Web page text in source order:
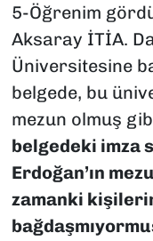
5-Öğrenim
Aksaray İTİA.
Üniversitesine
belgede, bu
mezun olmuş
belgedeki imza
Erdoğan’ın
zamanki